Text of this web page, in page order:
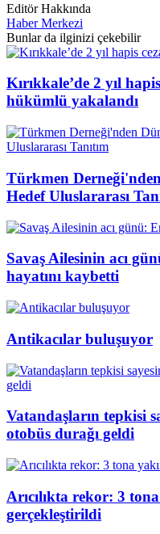
Editör Hakkında
Haber Merkezi
Bunlar da ilginizi çekebilir
Kırıkkale’de 2 yıl
hükümlü yakalandı
Türkmen
Hedef Uluslararası
Savaş Ailesinin acı
hayatını kaybetti
Antikacılar buluşuyor
Vatandaşların tepkisi
otobüs durağı geldi
Arıcılıkta rekor: 3
gerçekleştirildi